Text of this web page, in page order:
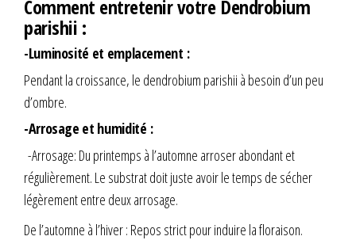
Comment entretenir votre Dendrobium
parishii :
-Luminosité et emplacement :
Pendant la croissance, le dendrobium parishii à besoin d’un peu
d’ombre.
-Arrosage et humidité :
-Arrosage: Du printemps à l’automne arroser abondant et
régulièrement. Le substrat doit juste avoir le temps de sécher
légèrement entre deux arrosage.
De l’automne à l’hiver : Repos strict pour induire la floraison.